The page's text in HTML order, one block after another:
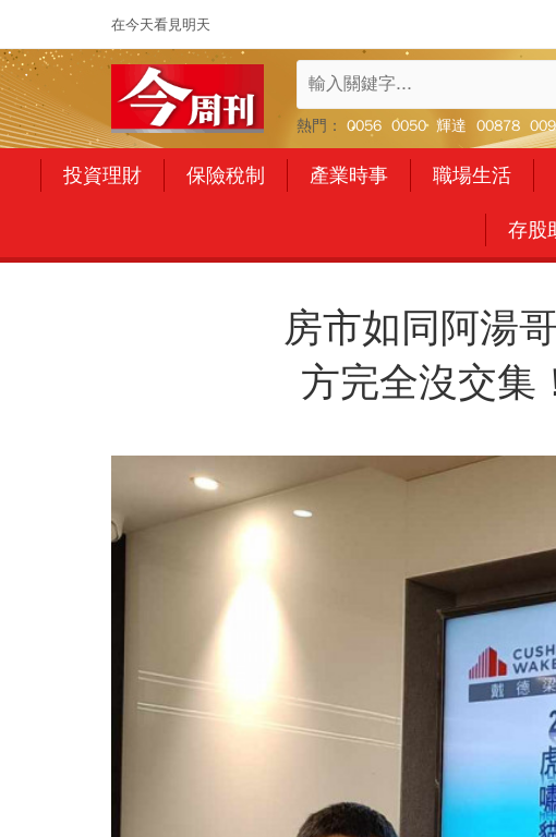
在今天看見明天
熱門： 0056 0050 輝達 00878
投資理財 保險稅制 產業時事 職場生活
存股
房市如同阿湯
方完全沒交集